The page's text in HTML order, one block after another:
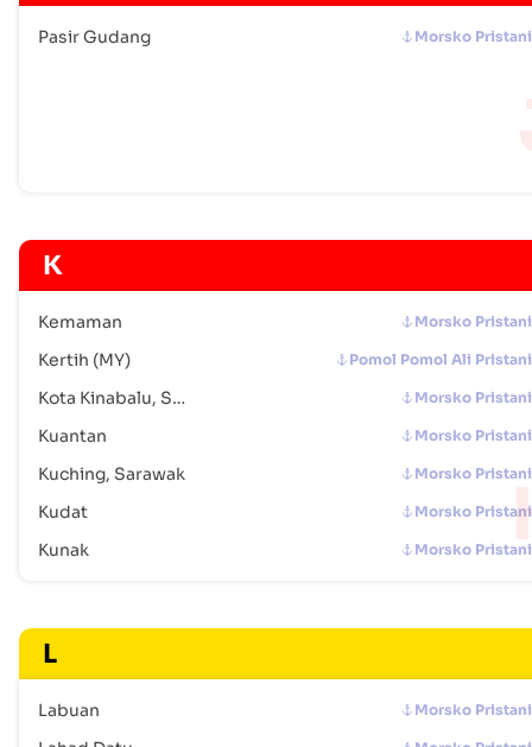
Pasir Gudang Morsko
K
Kemaman Morsko
Kertih (MY) Pomol Pomol Ali
Kota Kinabalu, Sabah Morsko
Kuantan Morsko
Kuching, Sarawak Morsko
Kudat Morsko
Kunak Morsko
L
Labuan Morsko